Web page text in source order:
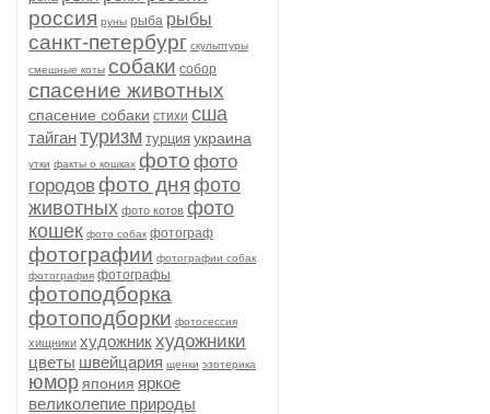
россия руны рыба рыбы
санкт-петербург скульптуры
смешные коты собаки собор
спасение животных
спасение собаки стихи сша
тайгантуризм турция украина
утки факты о кошках фото фото
городовфото дня фото
животных фото котов фото
кошек фото собак фотограф
фотографии фотографии собак
фотография фотографы
фотоподборка
фотоподборки фотосессия
хищники художникхудожники
цветы швейцария щенки эзотерика
юмор япония яркое
великолепие природы